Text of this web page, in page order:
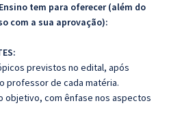
tem para oferecer (além do
com a sua aprovação):
previstos no edital, após
professor de cada matéria.
objetivo, com ênfase nos aspectos